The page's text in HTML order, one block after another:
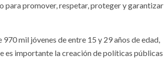
para promover, respetar, proteger y garantizar
mil jóvenes de entre 15 y 29 años de edad,
es importante la creación de políticas públicas